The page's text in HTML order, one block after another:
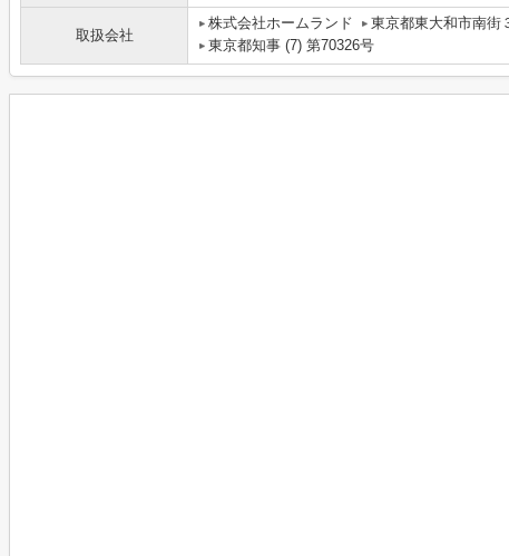
取扱会社
株式会社ホームランド 東京都東大和市南街
東京都知事 (7) 第70326号